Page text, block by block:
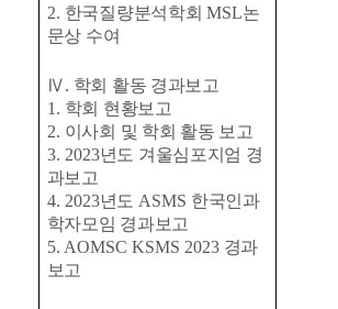
2. 한국질량분석학회 MSL논
문상 수여
Ⅳ. 학회 활동 경과보고
1. 학회 현황보고
2. 이사회 및 학회 활동 보고
3. 2023년도 겨울심포지엄 경
과보고
4. 2023년도 ASMS 한국인과
학자모임 경과보고
5. AOMSC KSMS 2023 경과
보고